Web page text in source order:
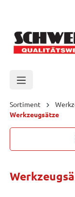
Sortiment
Werkzeugsätze